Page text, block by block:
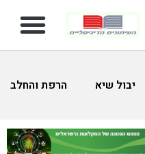
יבול שיא הרפת והחלב